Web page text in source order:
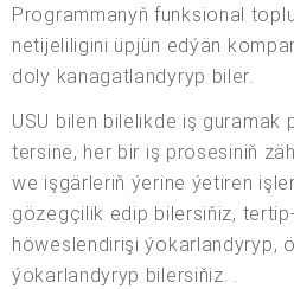
Programmanyň funksional
netijeliligini üpjün edýän
doly kanagatlandyryp biler.
USU bilen bilelikde iş guramak
tersine, her bir iş prosesiniň
we işgärleriň ýerine ýetiren
gözegçilik edip bilersiňiz,
höweslendirişi ýokarlandyryp,
ýokarlandyryp bilersiňiz. .